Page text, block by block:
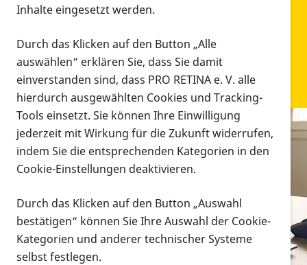
Infomaterial
Infomaterial
Vorlesen
Alle Infomaterialien in verschiedenen
Formaten an einem Ort
Inhalte eingesetzt werden.
Durch das Klicken auf den Button „Alle
auswählen“ erklären Sie, dass Sie damit
einverstanden sind, dass PRO RETINA e. V. alle
hierdurch ausgewählten Cookies und Tracking-
Tools einsetzt. Sie können Ihre Einwilligung
jederzeit mit Wirkung für die Zukunft widerrufen,
indem Sie die entsprechenden Kategorien in den
Cookie-Einstellungen deaktivieren.
Durch das Klicken auf den Button „Auswahl
bestätigen“ können Sie Ihre Auswahl der Cookie-
Kategorien und anderer technischer Systeme
selbst festlegen.